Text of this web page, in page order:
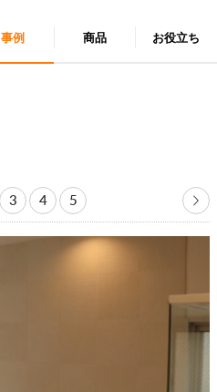
事例 商品 お役立ち
3 4 5